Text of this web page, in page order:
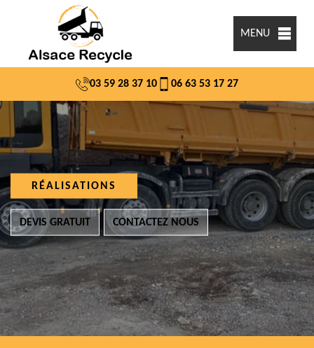
MENU
03 59 28 37 10 06 63 53 17 27
RÉALISATIONS
DEVIS GRATUIT CONTACTEZ NOUS